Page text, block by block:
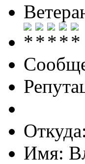
Имя: